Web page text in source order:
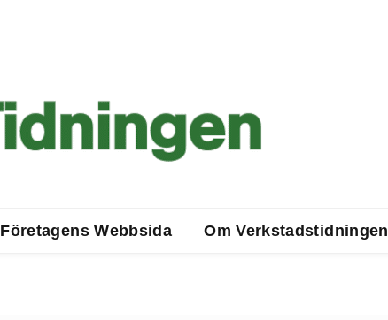
Företagens Webbsida Om Verkstadstidningen